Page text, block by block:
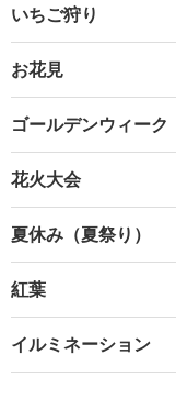
いちご狩り
お花見
ゴールデンウィーク
花火大会
夏休み（夏祭り）
紅葉
イルミネーション